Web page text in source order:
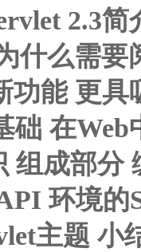
2.3
什么需
功能 更
础 在Web
组成部分
环境
主题 小